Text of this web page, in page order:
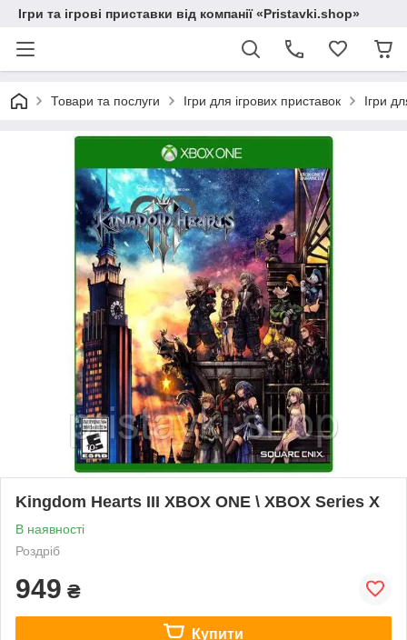
Ігри та ігрові приставки від компанії «Pristavki.shop»
Товари та послуги Ігри для ігрових приставок Ігри
Kingdom Hearts III XBOX ONE \ XBOX Series X
В наявності
Роздріб
949 ₴
Купити